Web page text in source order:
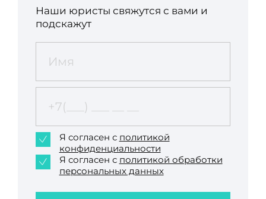
Наши юристы свяжутся с вами и
подскажут
Я согласен с политикой
конфиденциальности
Я согласен с политикой обработки
персональных данных